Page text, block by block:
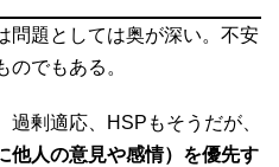
問題としては奥が深い。不安
でもある。
剰適応、HSPもそうだが、
他人の意見や感情）を優先す